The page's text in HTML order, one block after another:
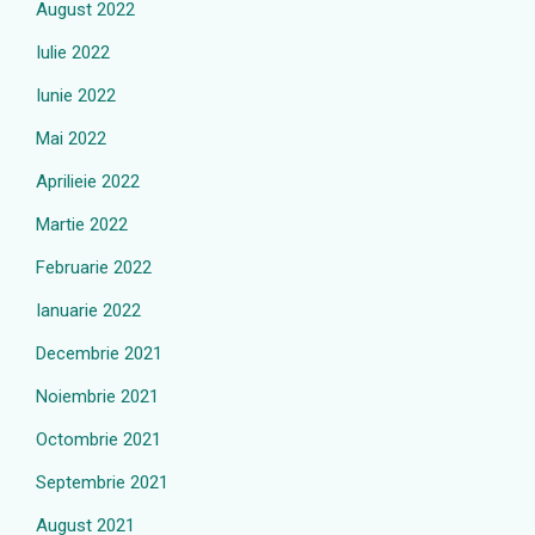
August 2022
Iulie 2022
Iunie 2022
Mai 2022
Aprilieie 2022
Martie 2022
Februarie 2022
Ianuarie 2022
Decembrie 2021
Noiembrie 2021
Octombrie 2021
Septembrie 2021
August 2021